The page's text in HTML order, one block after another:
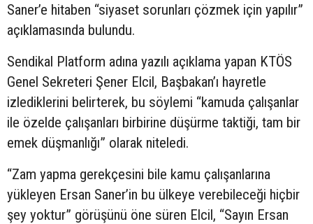
Saner’e hitaben “siyaset sorunları çözmek için yapılır”
açıklamasında bulundu.
Sendikal Platform adına yazılı açıklama yapan KTÖS
Genel Sekreteri Şener Elcil, Başbakan’ı hayretle
izlediklerini belirterek, bu söylemi “kamuda çalışanlar
ile özelde çalışanları birbirine düşürme taktiği, tam bir
emek düşmanlığı” olarak niteledi.
“Zam yapma gerekçesini bile kamu çalışanlarına
yükleyen Ersan Saner’in bu ülkeye verebileceği hiçbir
şey yoktur” görüşünü öne süren Elcil, “Sayın Ersan